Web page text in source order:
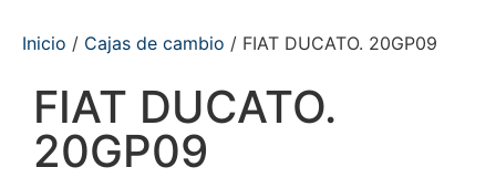
Inicio / Cajas de cambio / FIAT DUCATO. 20GP09
FIAT DUCATO.
20GP09